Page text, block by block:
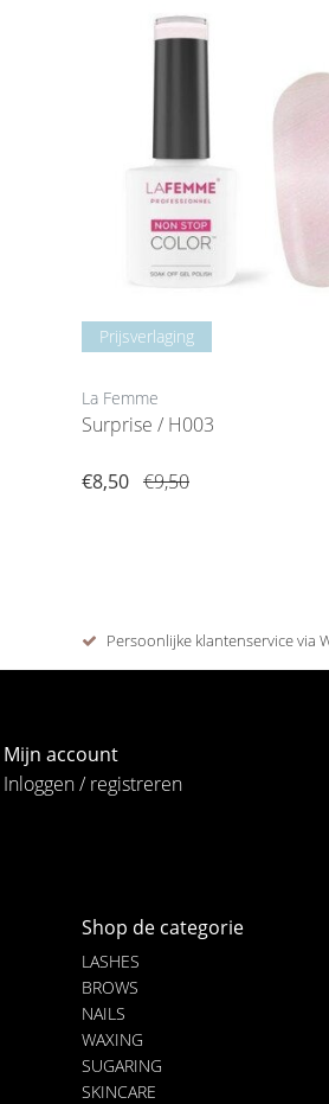
Prijsverlaging
La Femme
Surprise / H003
€8,50 €9,50
Persoonlijke klantenservice via
Mijn account
Inloggen / registreren
Shop de categorie
LASHES
BROWS
NAILS
WAXING
SUGARING
SKINCARE